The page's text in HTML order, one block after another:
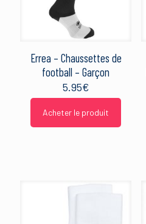
Errea – Chaussettes de
football – Garçon
5.95€
Acheter le produit